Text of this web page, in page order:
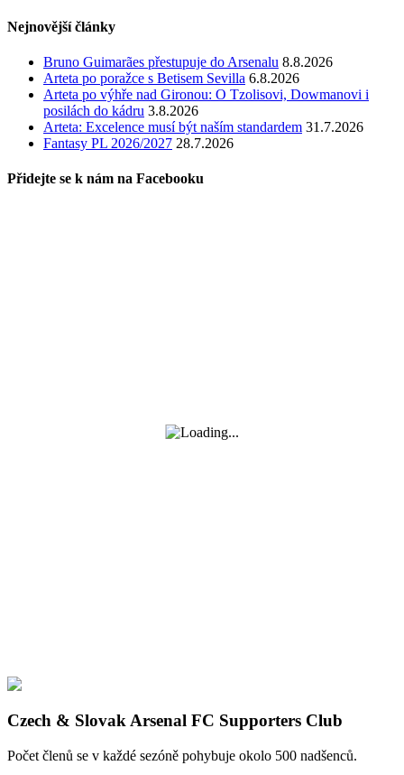
Nejnovější články
Bruno Guimarães přestupuje do Arsenalu 8.8.2026
Arteta po poražce s Betisem Sevilla 6.8.2026
Arteta po výhře nad Gironou: O Tzolisovi, Dowmanovi i
posilách do kádru 3.8.2026
Arteta: Excelence musí být naším standardem 31.7.2026
Fantasy PL 2026/2027 28.7.2026
Přidejte se k nám na Facebooku
Czech & Slovak Arsenal FC Supporters Club
Počet členů se v každé sezóně pohybuje okolo 500 nadšenců.